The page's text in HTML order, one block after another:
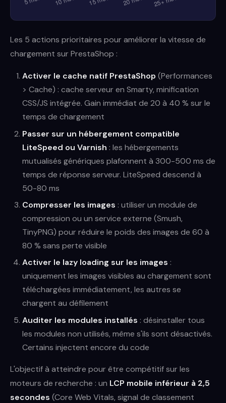
Les 5 actions prioritaires pour améliorer la vitesse de
chargement sur PrestaShop :
Activer le cache natif PrestaShop (Performances
> Cache) : cache serveur en Smarty, minification
CSS/JS intégrée. Gain immédiat de 20 à 40 % sur le
temps de chargement
Passer sur un hébergement compatible
LiteSpeed ou Varnish : les hébergements
mutualisés génériques plafonnent à 300-500 ms de
temps de réponse serveur. LiteSpeed descend à
50-80 ms
Compresser les images : utiliser un module de
compression ou un service externe (Smush,
TinyPNG) pour réduire le poids des images de 60 à
80 % sans perte visible
Activer le lazy loading sur les images :
uniquement les images visibles au chargement sont
téléchargées immédiatement, les autres se
chargent au défilement
Auditer les modules installés : désinstaller tous
les modules non utilisés, même s'ils sont désactivés.
Certains injectent encore du code
L'objectif à atteindre pour être compétitif sur les
moteurs de recherche : un LCP mobile inférieur à 2,5
secondes (Core Web Vitals, signal de classement